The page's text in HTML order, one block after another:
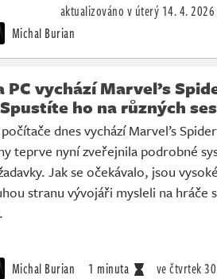
Michal Burian
aktualizováno v úterý 14. 4. 2026
PC vychází Marvel’s
ho na různých
dnes vychází Marvel’s
teprve nyní zveřejnila podrobné
Jak se očekávalo, jsou
stranu vývojáři mysleli na hráče
Michal Burian 1 minuta ve čtvrtek